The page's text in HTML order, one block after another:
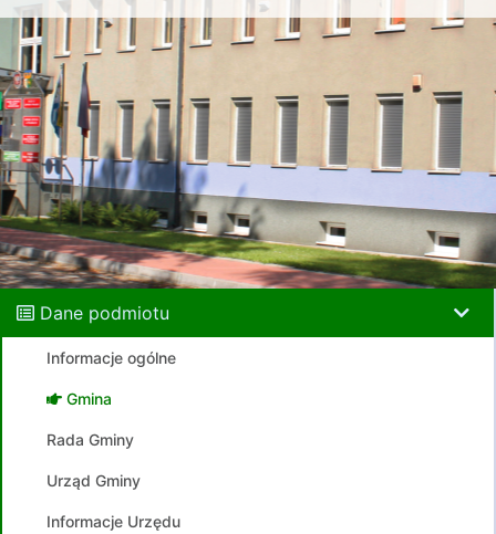
Dane podmiotu
Informacje ogólne
Gmina
Rada Gminy
Urząd Gminy
Informacje Urzędu